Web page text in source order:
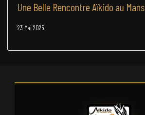
Une Belle Rencontre Aïkido au Mans
23 Mai 2025